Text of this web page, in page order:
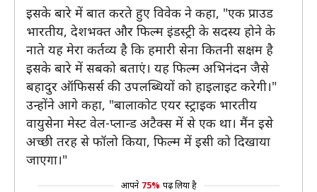
इसके बारे में बात करते हुए विवेक ने कहा, "एक प्राउड
भारतीय, देशभक्त और फिल्म इंडस्ट्री के सदस्य होने के
नाते यह मेरा कर्तव्य है कि हमारी सेना कितनी सक्षम है
इसके बारे में सबको बताएं। यह फिल्म अभिनंदन जैसे
बहादुर ऑफिसर्स की उपलब्धियों को हाइलाइट करेगी।"
उन्होंने आगे कहा, "बालाकोट एयर स्ट्राइक भारतीय
वायुसेना मेस्ट वेल-प्लान्ड अटैक्स में से एक था। मैंन इसे
अच्छी तरह से फॉलो किया, फिल्म में इसी को दिखाया
जाएगा।"
आपने 75% पढ़ लिया है